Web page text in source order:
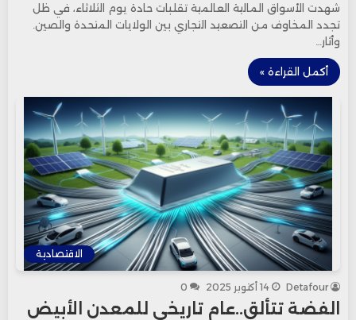
شهدت الأسواق المالية العالمية تقلبات حادة يوم الثلاثاء، في ظل
تجدد المخاوف من التصعيد التجاري بين الولايات المتحدة والصين.
وأثار…
أكمل القراءة »
الاقتصادية
Detafour 14 أكتوبر 2025 0
الفضة تتألق..عام تاريخي للمعدن الأبيض